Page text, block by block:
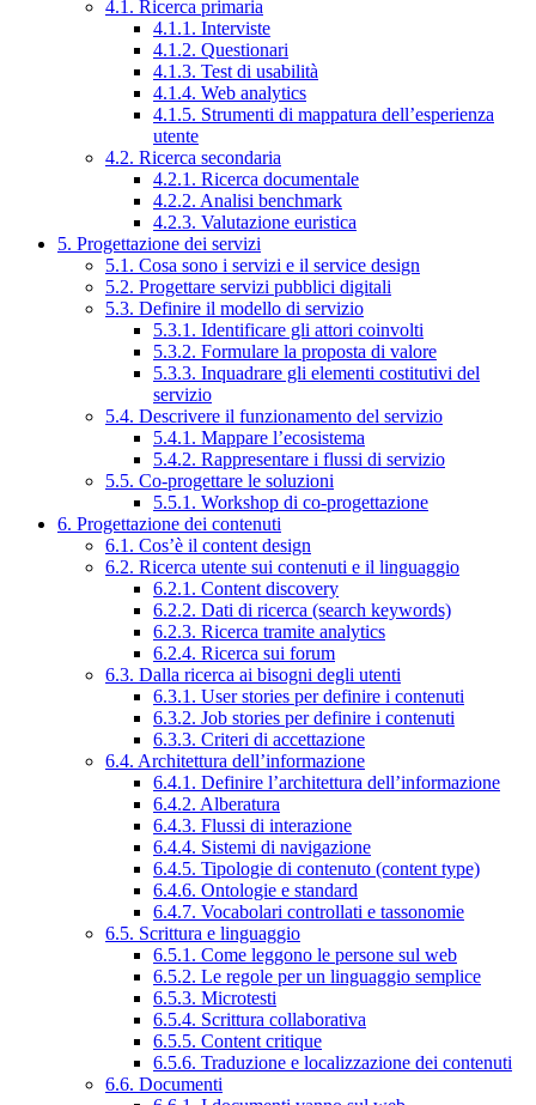
4.1. Ricerca primaria
4.1.1. Interviste
4.1.2. Questionari
4.1.3. Test di usabilità
4.1.4. Web analytics
4.1.5. Strumenti di mappatura dell’esperienza
utente
4.2. Ricerca secondaria
4.2.1. Ricerca documentale
4.2.2. Analisi benchmark
4.2.3. Valutazione euristica
5. Progettazione dei servizi
5.1. Cosa sono i servizi e il service design
5.2. Progettare servizi pubblici digitali
5.3. Definire il modello di servizio
5.3.1. Identificare gli attori coinvolti
5.3.2. Formulare la proposta di valore
5.3.3. Inquadrare gli elementi costitutivi del
servizio
5.4. Descrivere il funzionamento del servizio
5.4.1. Mappare l’ecosistema
5.4.2. Rappresentare i flussi di servizio
5.5. Co-progettare le soluzioni
5.5.1. Workshop di co-progettazione
6. Progettazione dei contenuti
6.1. Cos’è il content design
6.2. Ricerca utente sui contenuti e il linguaggio
6.2.1. Content discovery
6.2.2. Dati di ricerca (search keywords)
6.2.3. Ricerca tramite analytics
6.2.4. Ricerca sui forum
6.3. Dalla ricerca ai bisogni degli utenti
6.3.1. User stories per definire i contenuti
6.3.2. Job stories per definire i contenuti
6.3.3. Criteri di accettazione
6.4. Architettura dell’informazione
6.4.1. Definire l’architettura dell’informazione
6.4.2. Alberatura
6.4.3. Flussi di interazione
6.4.4. Sistemi di navigazione
6.4.5. Tipologie di contenuto (content type)
6.4.6. Ontologie e standard
6.4.7. Vocabolari controllati e tassonomie
6.5. Scrittura e linguaggio
6.5.1. Come leggono le persone sul web
6.5.2. Le regole per un linguaggio semplice
6.5.3. Microtesti
6.5.4. Scrittura collaborativa
6.5.5. Content critique
6.5.6. Traduzione e localizzazione dei contenuti
6.6. Documenti